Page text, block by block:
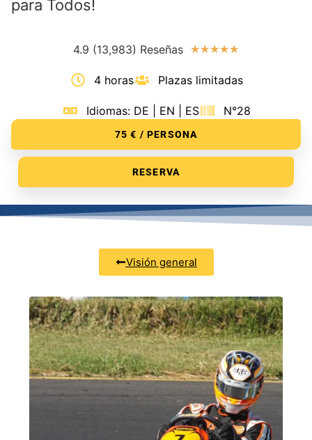
para Todos!
4.9 (13,983) Reseñas ★★★★★
4 horas Plazas limitadas
Idiomas: DE | EN | ES N°28
75 € / PERSONA
RESERVA
Visión general